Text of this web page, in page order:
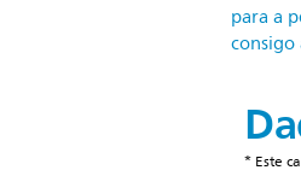
para a
consigo
* Este